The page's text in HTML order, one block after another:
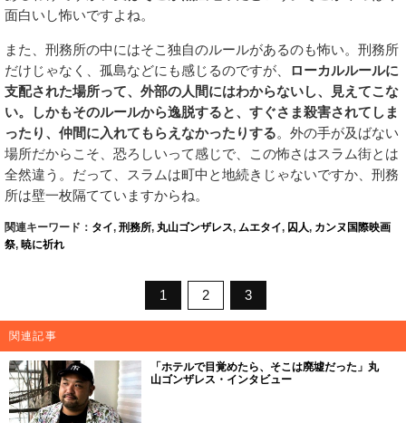
面白いし怖いですよね。
また、刑務所の中にはそこ独自のルールがあるのも怖い。刑務所
だけじゃなく、孤島などにも感じるのですが、
ローカルルールに
支配された場所って、外部の人間にはわからないし、見えてこな
い。しかもそのルールから逸脱すると、すぐさま殺害されてしま
ったり、仲間に入れてもらえなかったりする。外の手が及ばない
場所だからこそ、恐ろしいって感じで、この怖さはスラム街とは
全然違う。だって、スラムは町中と地続きじゃないですか、刑務
所は壁一枚隔てていますからね。
関連キーワード： タイ, 刑務所, 丸山ゴンザレス, ムエタイ, 囚人, カンヌ国際映画
祭, 暁に祈れ
1 2 3
関連記事
「ホテルで目覚めたら、そこは廃墟だった」丸
山ゴンザレス・インタビュー